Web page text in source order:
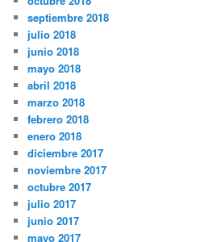
septiembre 2018
julio 2018
junio 2018
mayo 2018
abril 2018
marzo 2018
febrero 2018
enero 2018
diciembre 2017
noviembre 2017
octubre 2017
julio 2017
junio 2017
mayo 2017